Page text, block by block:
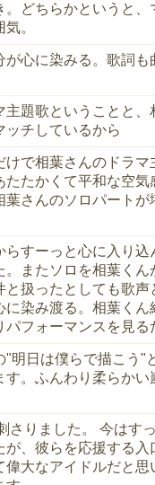
。どちらかというと、
。
が心に染みる。歌詞も
主題歌ということと、
ッチしているから
けで相葉さんのドラマ
たたかくて平和な空気
葉さんのソロパートが
らすーっと心に入り込
。またソロを相葉くん
と扱ったとしても歌声
に染み渡る。相葉くん
フォーマンスを見る
"明日は僕らで描こう"
す。ふんわり柔らかい
さりました。 今はす
が、彼らを応援する入
偉大なアイドルだと思